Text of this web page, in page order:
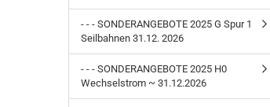
- - - SONDERANGEBOTE 2025 G Spur 1
Seilbahnen 31.12. 2026
- - - SONDERANGEBOTE 2025 H0
Wechselstrom ~ 31.12.2026